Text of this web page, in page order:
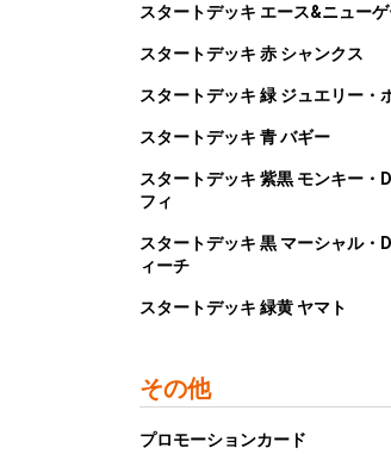
スタートデッキ エース&ニューゲ
スタートデッキ 赤 シャンクス
スタートデッキ 緑 ジュエリー・
スタートデッキ 青 バギー
スタートデッキ 紫黒 モンキー・
フィ
スタートデッキ 黒 マーシャル・
ィーチ
スタートデッキ 緑黄 ヤマト
その他
プロモーションカード